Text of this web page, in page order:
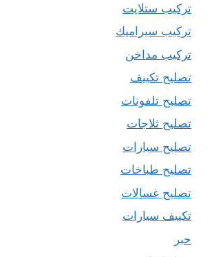
تركيب ستلايت
تركيب سيراميك
تركيب مداخن
تصليح تكييف
تصليح تلفونات
تصليح ثلاجات
تصليح سيارات
تصليح طباخات
تصليح غسالات
تكييف سيارات
حبر